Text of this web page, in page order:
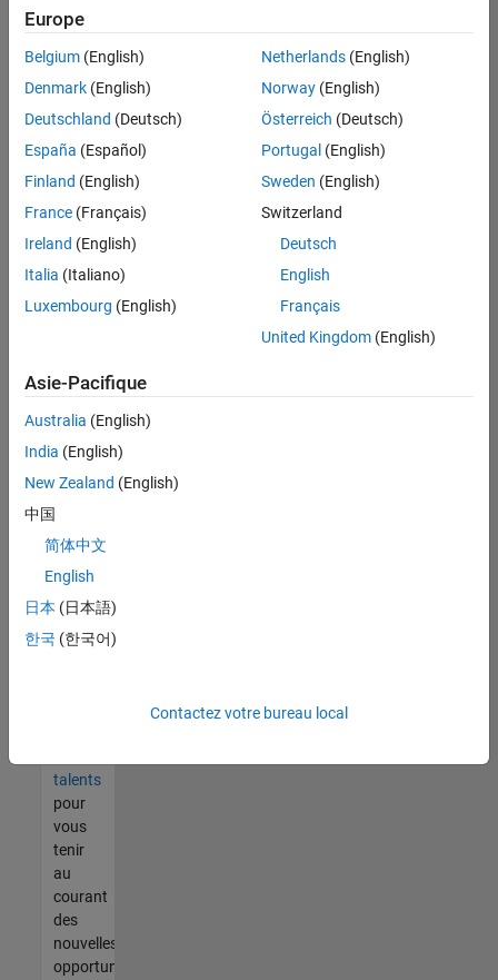
correspondant
à vos
critères
de
recherche.
Vous
pouvez
élargir
votre
recherche
ou
afficher
l’ensemble
d'emploi.
malgré
tout
vous
trouvez
pas
d'offre
corresponde
à vos
talents
pour
vous
tenir
au
courant
des
nouvelles
opportunités
Europe
Belgium (English)
Denmark (English)
Deutschland (Deutsch)
España (Español)
Finland (English)
France (Français)
Ireland (English)
Italia (Italiano)
Luxembourg (English)
Netherlands(English)
Norway(English)
Österreich (Deutsch)
Portugal (English)
Sweden (English)
Switzerland
Deutsch
English
Français
United Kingdom(English)
Asie-Pacifique
Australia (English)
India (English)
New Zealand (English)
中国
简体中文
English
日本 (日本語)
한국 (한국어)
Contactez votre bureau local